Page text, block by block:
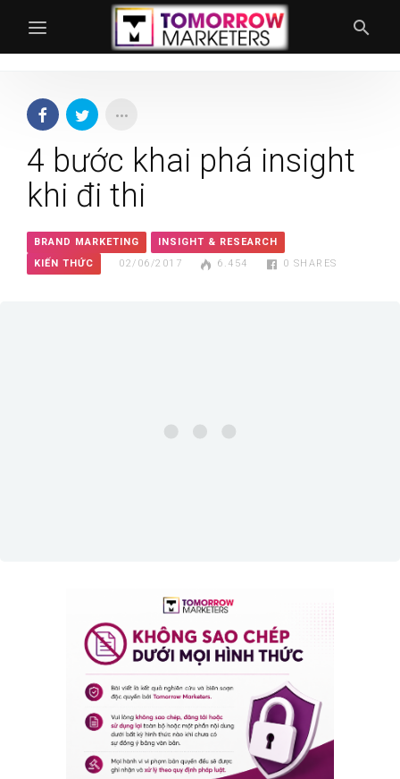
4 bước khai phá insight
khi đi thi
BRAND MARKETING
INSIGHT & RESEARCH
KIẾN THỨC
02/06/2017 6.454 0 SHARES